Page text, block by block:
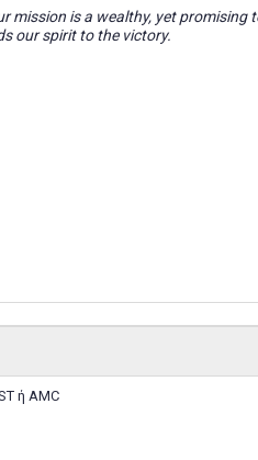
mission is a wealthy, yet promising
our spirit to the victory.
ή AMC